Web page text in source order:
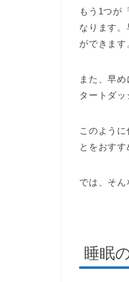
もう1つが
なります
ができます
また、早
タートダッ
このよう
とをおすす
では、そ
睡眠